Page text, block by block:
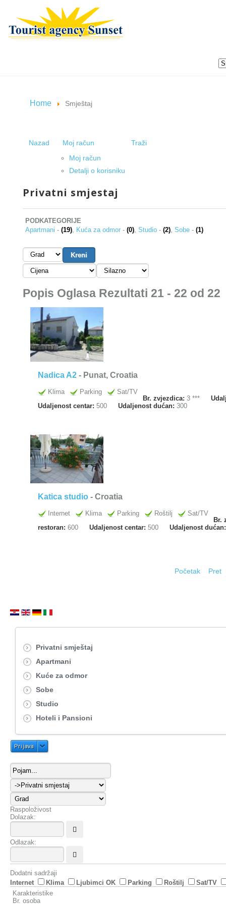
Home Smještaj
Nazad
Moj račun
Moj račun
Detalji o korisniku
Traži
Privatni smjestaj
PODKATEGORIJE
Apartmani - (19), Kuća za odmor - (0), Studio - (2), Sobe - (1)
Popis Oglasa Rezultati 21 - 22 od 22
Nadica A2 - Punat, Croatia
Klima Parking
Sat/TV
Br. zvjezdica: 3 ***
Udaljenost centar: 500 Udaljenost dućan: 300
Katica studio - Croatia
Internet Klima Parking Roštilj
Sat/TV
Br.
restoran: 600 Udaljenost centar: 500 Udaljenost
Početak Pret
Privatni smještaj
Apartmani
Kuće za odmor
Sobe
Studio
Hoteli i Pansioni
Prijava
Raspoloživost
Dolazak:
Odlazak:
Dodatni sadržaji
Internet
Klima Ljubimci OK Parking Roštilj
Sat/TV
Karakteristike
Br. osoba